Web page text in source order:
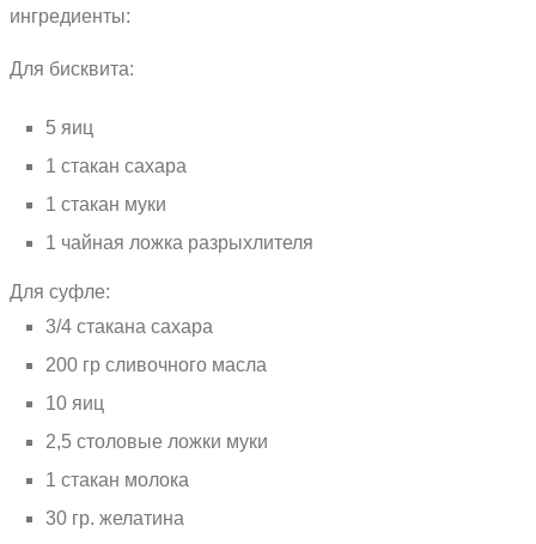
ингредиенты:
Для бисквита:
5 яиц
1 стакан сахара
1 стакан муки
1 чайная ложка разрыхлителя
Для суфле:
3/4 стакана сахара
200 гр сливочного масла
10 яиц
2,5 столовые ложки муки
1 стакан молока
30 гр. желатина